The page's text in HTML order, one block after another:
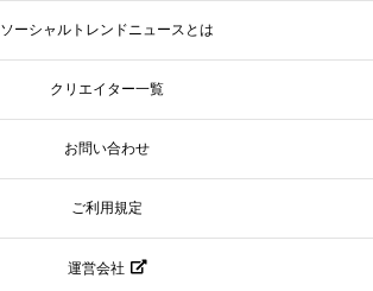
ソーシャルトレンドニュースとは
クリエイター一覧
お問い合わせ
ご利用規定
運営会社